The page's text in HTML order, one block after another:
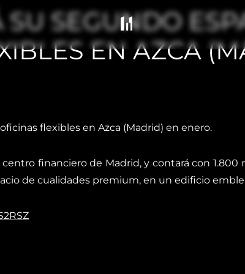
SEGUNDO
EN AZCA
flexibles en Azca (Madrid) en enero.
centro financiero de Madrid, y contará con
de cualidades premium, en un edificio